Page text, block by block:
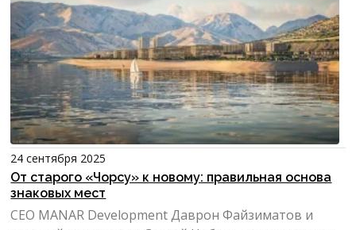
24 сентября 2025
От старого «Чорсу» к новому: правильная основа
знаковых мест
CEO MANAR Development Даврон Файзиматов и